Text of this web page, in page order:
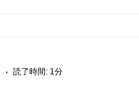
読了時間: 1分